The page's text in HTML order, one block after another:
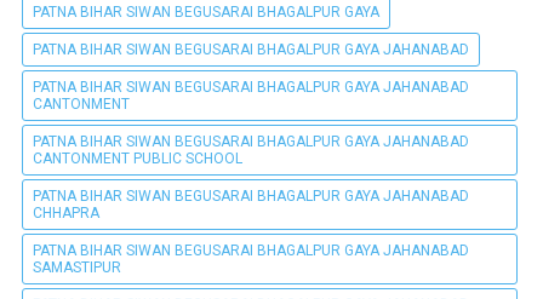
PATNA BIHAR SIWAN BEGUSARAI BHAGALPUR GAYA
PATNA BIHAR SIWAN BEGUSARAI BHAGALPUR GAYA JAHANABAD
PATNA BIHAR SIWAN BEGUSARAI BHAGALPUR GAYA JAHANABAD
CANTONMENT
PATNA BIHAR SIWAN BEGUSARAI BHAGALPUR GAYA JAHANABAD
CANTONMENT PUBLIC SCHOOL
PATNA BIHAR SIWAN BEGUSARAI BHAGALPUR GAYA JAHANABAD
CHHAPRA
PATNA BIHAR SIWAN BEGUSARAI BHAGALPUR GAYA JAHANABAD
SAMASTIPUR